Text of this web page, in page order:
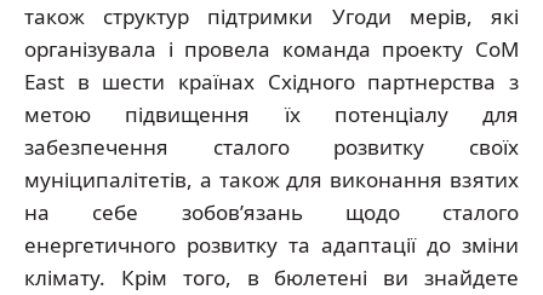
також структур підтримки Угоди мерів, які
організувала і провела команда проекту CoM
East в шести країнах Східного партнерства з
метою підвищення їх потенціалу для
забезпечення сталого розвитку своїх
муніципалітетів, а також для виконання взятих
на себе зобов’язань щодо сталого
енергетичного розвитку та адаптації до зміни
клімату. Крім того, в бюлетені ви знайдете